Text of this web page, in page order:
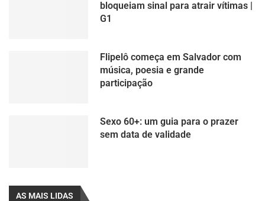
bloqueiam sinal para atrair vítimas |
G1
Flipelô começa em Salvador com
música, poesia e grande
participação
Sexo 60+: um guia para o prazer
sem data de validade
AS MAIS LIDAS